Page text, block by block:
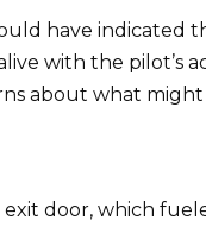
have indicated
with the pilot’s
about what
door, which